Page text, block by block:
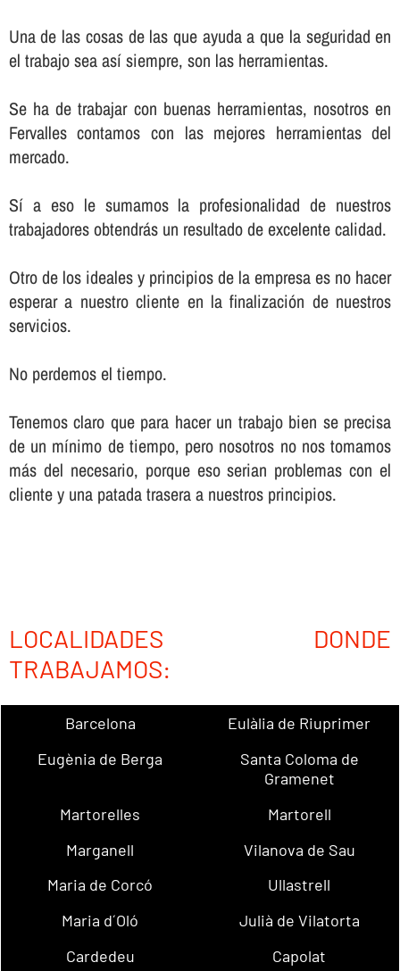
Una de las cosas de las que ayuda a que la seguridad en
el trabajo sea así­ siempre, son las herramientas.
Se ha de trabajar con buenas herramientas, nosotros en
Fervalles contamos con las mejores herramientas del
mercado.
Sí­ a eso le sumamos la profesionalidad de nuestros
trabajadores obtendrás un resultado de excelente calidad.
Otro de los ideales y principios de la empresa es no hacer
esperar a nuestro cliente en la finalización de nuestros
servicios.
No perdemos el tiempo.
Tenemos claro que para hacer un trabajo bien se precisa
de un mí­nimo de tiempo, pero nosotros no nos tomamos
más del necesario, porque eso serian problemas con el
cliente y una patada trasera a nuestros principios.
LOCALIDADES DONDE
TRABAJAMOS:
Barcelona
Eulàlia de Riuprimer
Eugènia de Berga
Santa Coloma de
Gramenet
Martorelles
Martorell
Marganell
Vilanova de Sau
Maria de Corcó
Ullastrell
Maria d´Oló
Julià de Vilatorta
Cardedeu
Capolat